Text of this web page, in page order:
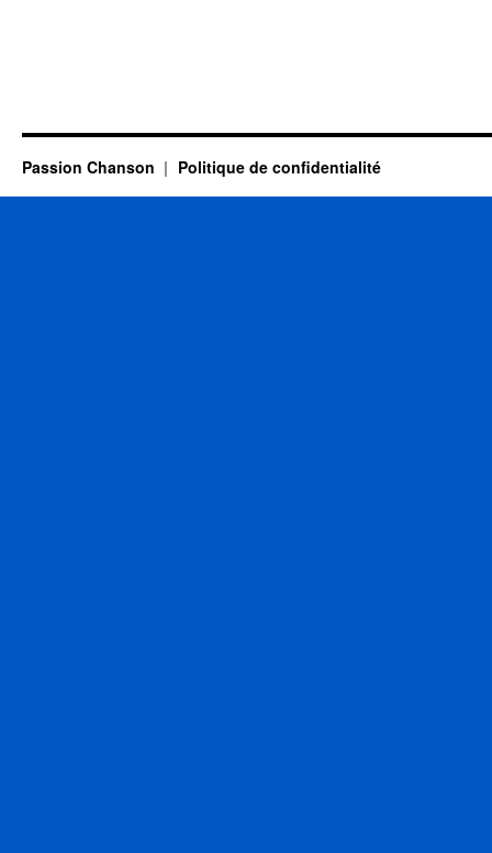
Passion Chanson Politique de confidentialité